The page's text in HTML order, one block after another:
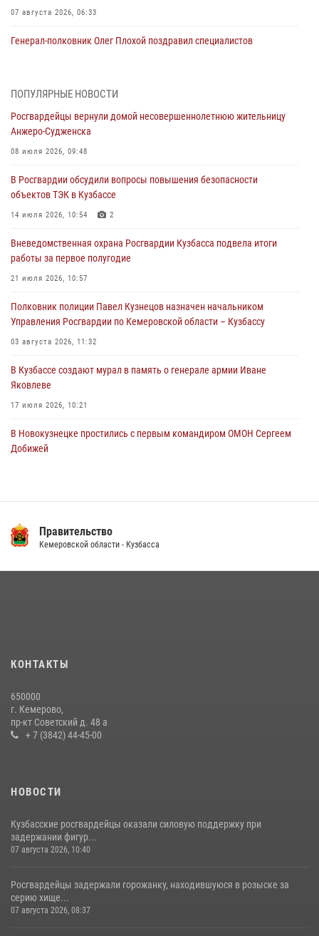
07 августа 2026, 06:33
Генерал-полковник Олег Плохой поздравил специалистов
07 августа 2026, 05:32
С 1 сентября 2026 года вступает в силу новый федеральный закон о
частной охранной деятельности
06 августа 2026, 10:19
Росгвардейцы задержали предполагаемого виновника причинения
ножевого ранения кемеровчанину
06 августа 2026, 09:18
Росгвардейцы задержали мужчину, повредившего имущество
горожанки
06 августа 2026, 08:17
Росгвардейцы пресекли противоправные действия и защитили
новокузнечанку от агрессивного знакомого
06 августа 2026, 07:16
ПОПУЛЯРНЫЕ НОВОСТИ
Росгвардейцы вернули домой несовершеннолетнюю жительницу
Анжеро-Судженска
08 июля 2026, 09:48
В Росгвардии обсудили вопросы повышения безопасности
объектов ТЭК в Кузбассе
14 июля 2026, 10:54 2
Вневедомственная охрана Росгвардии Кузбасса подвела итоги
работы за первое полугодие
21 июля 2026, 10:57
Полковник полиции Павел Кузнецов назначен начальником
Управления Росгвардии по Кемеровской области – Кузбассу
03 августа 2026, 11:32
В Кузбассе создают мурал в память о генерале армии Иване
Яковлеве
17 июля 2026, 10:21
В Новокузнецке простились с первым командиром ОМОН Сергеем
Добижей
14 июля 2026, 08:52 1
20 июля 2026, 08:52
гипермаркета товары на 13 тысяч рублей (ВИДЕО)
16 июля 2026, 06:43
Правительство
Кемеровской области - Кузбасса
КОНТАКТЫ
650000
г. Кемерово,
пр-кт Советский д. 48 а
+ 7 (3842) 44-45-00
НОВОСТИ
Кузбасские росгвардейцы оказали силовую поддержку при
задержании фигур...
07 августа 2026, 10:40
Росгвардейцы задержали горожанку, находившуюся в розыске за
серию хище...
07 августа 2026, 08:37